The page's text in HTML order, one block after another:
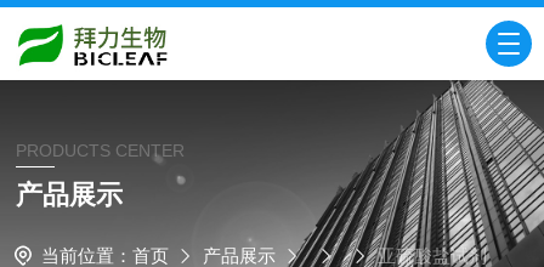
PRODUCTS CENTER
产品展示
当前位置： 首页 产品展示
亚硫酸盐试剂